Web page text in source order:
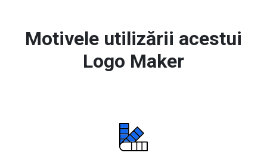
Motivele utilizării acestui
Logo Maker